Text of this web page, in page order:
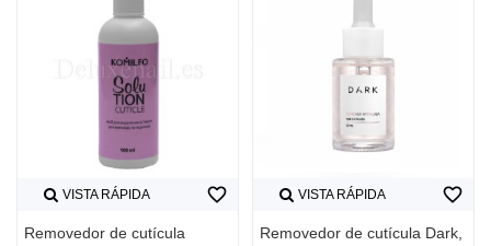
VISTA RÁPIDA
Removedor de cutícula
favorite_border VISTA RÁPIDA
Removedor de cutícula Dark,
favorite_border